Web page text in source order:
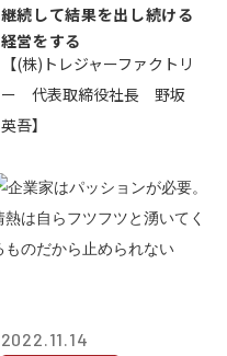
継続して結果を出し続ける
経営をする
【(株)トレジャーファクトリ
ー 代表取締役社長 野坂
英吾】
2022.11.14